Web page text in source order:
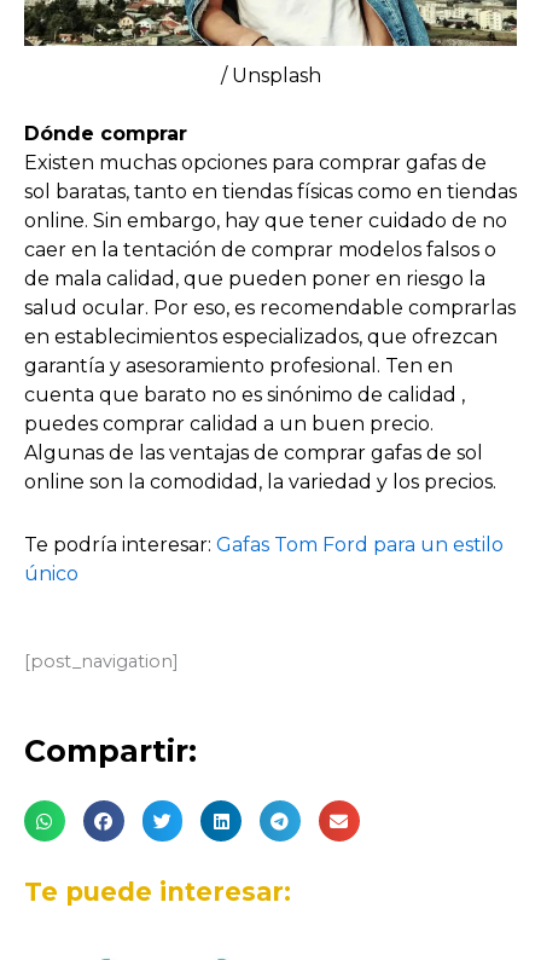
/ Unsplash
Dónde comprar
Existen muchas opciones para comprar gafas de
sol baratas, tanto en tiendas físicas como en tiendas
online. Sin embargo, hay que tener cuidado de no
caer en la tentación de comprar modelos falsos o
de mala calidad, que pueden poner en riesgo la
salud ocular. Por eso, es recomendable comprarlas
en establecimientos especializados, que ofrezcan
garantía y asesoramiento profesional. Ten en
cuenta que barato no es sinónimo de calidad ,
puedes comprar calidad a un buen precio.
Algunas de las ventajas de comprar gafas de sol
online son la comodidad, la variedad y los precios.
Te podría interesar: Gafas Tom Ford para un estilo
único
[post_navigation]
Compartir:
Te puede interesar: